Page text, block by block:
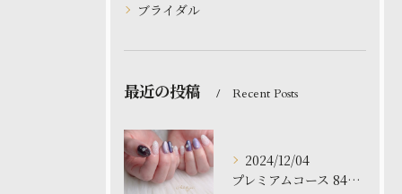
ブライダル
最近の投稿 Recent Posts
2024/12/04
プレミアムコース 8480円